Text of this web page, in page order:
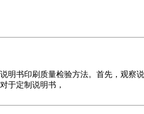
明书印刷质量检验方法。首先，观察
于定制说明书，